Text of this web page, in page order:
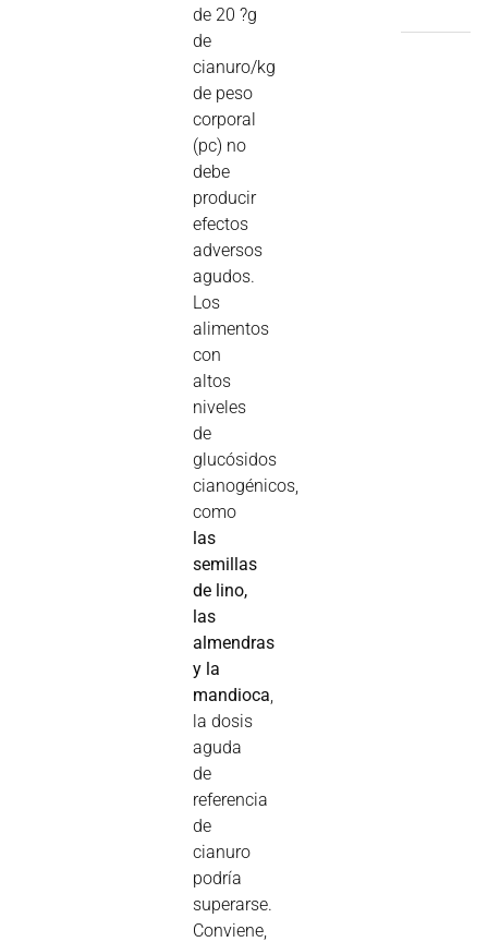
de 20 ?g
de
cianuro/kg
de peso
corporal
(pc) no
debe
producir
efectos
adversos
agudos.
Los
alimentos
con
altos
niveles
de
glucósidos
cianogénicos,
como
las
semillas
de lino,
las
almendras
y la
mandioca,
la dosis
aguda
de
referencia
de
cianuro
podría
superarse.
Conviene,